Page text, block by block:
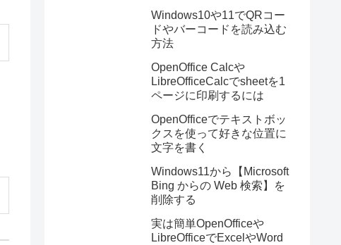
Windows10や11でQRコー
ドやバーコードを読み込む
方法
OpenOffice Calcや
LibreOfficeCalcでsheetを1
ページに印刷するには
OpenOfficeでテキストボッ
クスを使って好きな位置に
文字を書く
Windows11から【Microsoft
Bing からの Web 検索】を
削除する
実は簡単OpenOfficeや
LibreOfficeでExcelやWord